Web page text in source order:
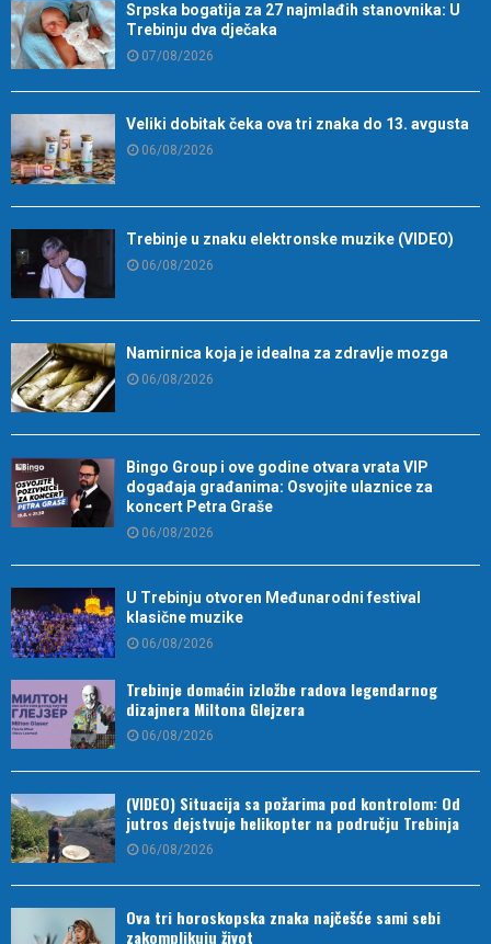
Srpska bogatija za 27 najmlađih stanovnika: U
Trebinju dva dječaka
07/08/2026
Veliki dobitak čeka ova tri znaka do 13. avgusta
06/08/2026
Trebinje u znaku elektronske muzike (VIDEO)
06/08/2026
Namirnica koja je idealna za zdravlje mozga
06/08/2026
Bingo Group i ove godine otvara vrata VIP
događaja građanima: Osvojite ulaznice za
koncert Petra Graše
06/08/2026
U Trebinju otvoren Međunarodni festival
klasične muzike
06/08/2026
Trebinje domaćin izložbe radova legendarnog
dizajnera Miltona Glejzera
06/08/2026
(VIDEO) Situacija sa požarima pod kontrolom: Od
jutros dejstvuje helikopter na području Trebinja
06/08/2026
Ova tri horoskopska znaka najčešće sami sebi
zakomplikuju život